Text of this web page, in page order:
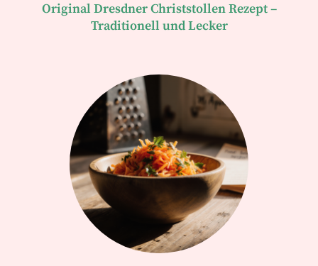
Original Dresdner Christstollen Rezept –
Traditionell und Lecker